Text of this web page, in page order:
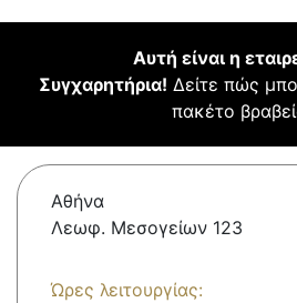
Αυτή είναι η
Συγχαρητήρια! Δείτε πώς
πακέτο
Αθήνα
Λεωφ. Μεσογείων 123
Ώρες λειτουργίας: